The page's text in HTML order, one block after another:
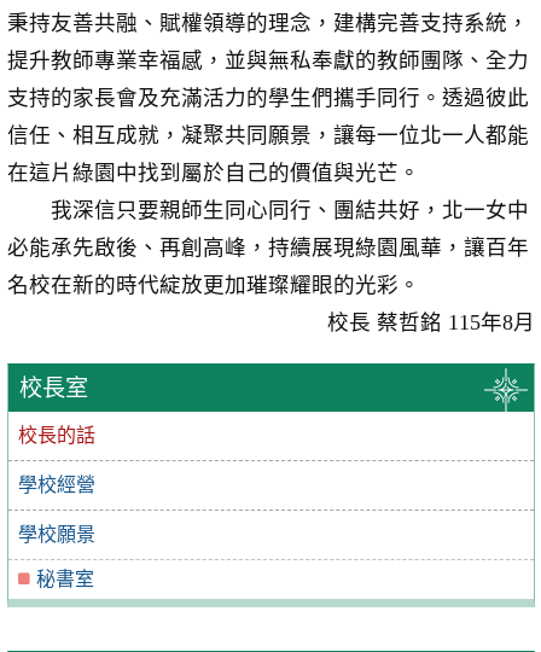
校長室
校長的話
學校經營
學校願景
秘書室
秉持友善共融、賦權領導的理念，建構完善支持系統，
提升教師專業幸福感，並與無私奉獻的教師團隊、全力
支持的家長會及充滿活力的學生們攜手同行。透過彼此
信任、相互成就，凝聚共同願景，讓每一位北一人都能
在這片綠園中找到屬於自己的價值與光芒。
我深信只要親師生同心同行、團結共好，北一女中
必能承先啟後、再創高峰，持續展現綠園風華，讓百年
名校在新的時代綻放更加璀璨耀眼的光彩。
校長 蔡哲銘 115年8月